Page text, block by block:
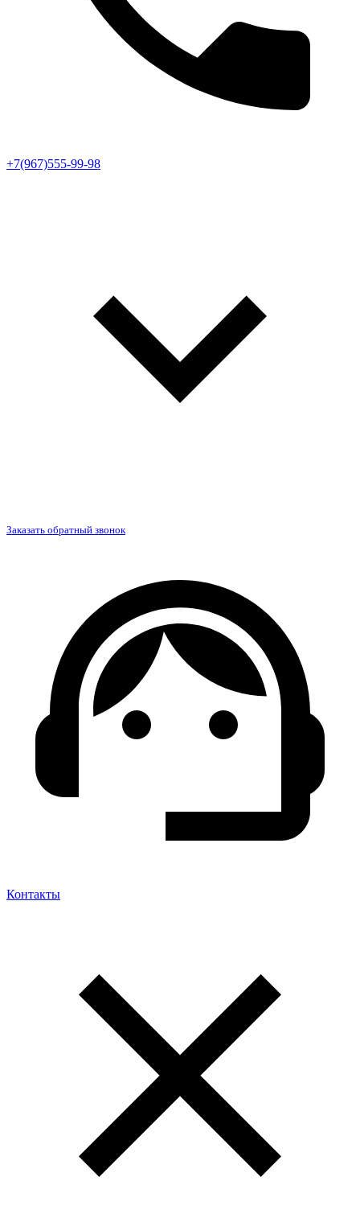
+7(967)555-99-98
Заказать обратный звонок
Контакты